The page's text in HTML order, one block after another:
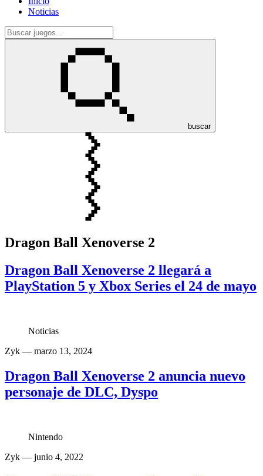
Noticias
buscar
Dragon Ball Xenoverse 2
Dragon Ball Xenoverse 2 llegará a
PlayStation 5 y Xbox Series el 24 de mayo
Noticias
Zyk — marzo 13, 2024
Dragon Ball Xenoverse 2 anuncia nuevo
personaje de DLC, Dyspo
Nintendo
Zyk — junio 4, 2022